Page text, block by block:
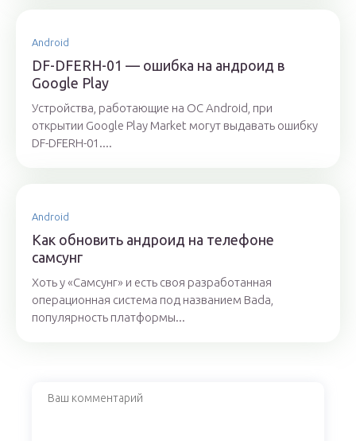
Android
DF-DFERH-01 — ошибка на андроид в
Google Play
Устройства, работающие на OC Android, при
открытии Google Play Market могут выдавать ошибку
DF-DFERH-01....
Android
Как обновить андроид на телефоне
самсунг
Хоть у «Самсунг» и есть своя разработанная
операционная система под названием Bada,
популярность платформы...